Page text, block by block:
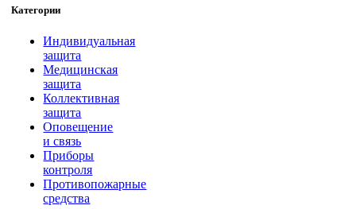
Категории
Индивидуальная
защита
Медицинская
защита
Коллективная
защита
Оповещение
и связь
Приборы
контроля
Противопожарные
средства